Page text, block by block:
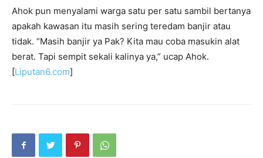
Ahok pun menyalami warga satu per satu sambil bertanya
apakah kawasan itu masih sering teredam banjir atau
tidak. “Masih banjir ya Pak? Kita mau coba masukin alat
berat. Tapi sempit sekali kalinya ya,” ucap Ahok.
[Liputan6.com]